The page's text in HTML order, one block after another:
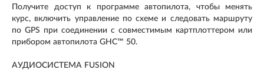
Получите доступ к программе автопилота, чтобы менять
курс, включить управление по схеме и следовать маршруту
по GPS при соединении с совместимым картплоттером или
прибором автопилота GHC™ 50.
АУДИОСИСТЕМА FUSION